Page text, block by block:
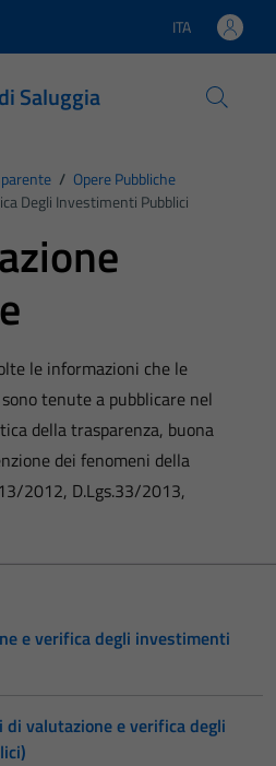
Lingua attiva:
ITA
Saluggia
/ Opere Pubbliche
Degli Investimenti Pubblici
le informazioni che le
tenute a pubblicare nel
della trasparenza, buona
dei fenomeni della
2012, D.Lgs.33/2013,
e verifica degli investimenti
valutazione e verifica degli